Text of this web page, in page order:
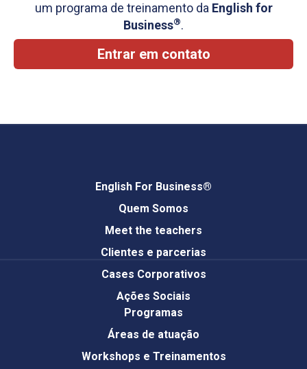
um programa de treinamento da English for
Business®.
Entrar em contato
English For Business®
Quem Somos
Meet the teachers
Clientes e parcerias
Cases Corporativos
Ações Sociais
Programas
Áreas de atuação
Workshops e Treinamentos